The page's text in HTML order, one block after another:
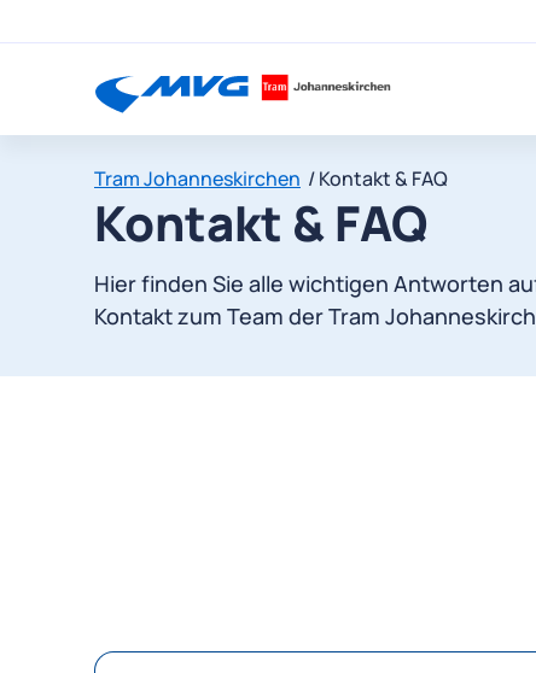
Tram Johanneskirchen Kontakt & FAQ
Kontakt & FAQ
Hier finden Sie alle wichtigen Antworten
Kontakt zum Team der Tram